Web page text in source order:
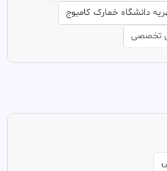
دانشگاه خمارک کامبوج
تخصصی